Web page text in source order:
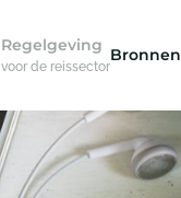
Regelgeving
voor de reissector
Bronnen